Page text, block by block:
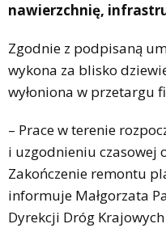
nawierzchnię,
Zgodnie z podpisaną
wykona za blisko
wyłoniona w przetargu
– Prace w terenie
i uzgodnieniu czasowej
Zakończenie remontu
informuje Małgorzata
Dyrekcji Dróg